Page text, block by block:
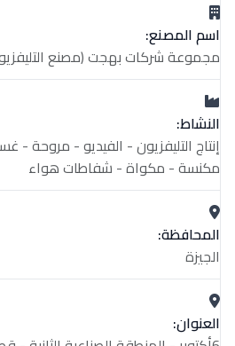
اسم المصنع:
مجموعة شركات بهجت (مصنع
النشاط:
إنتاج التليفزيون - الفيديو - مروحة -
مكنسة - مكواة - شفاطات هواء
المحافظة:
الجيزة
العنوان: